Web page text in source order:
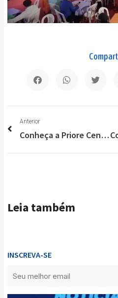
Anterior
Conheça a Priore Center: melhor clínica médica popular de Lagoa Santa
Leia também
INSCREVA-SE